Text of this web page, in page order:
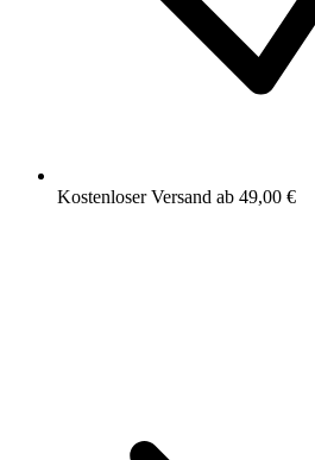
Kostenloser Versand ab 49,00 €